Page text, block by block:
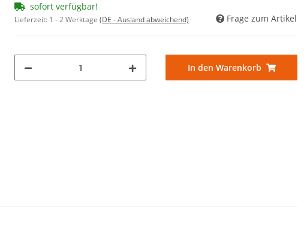
sofort verfügbar!
Lieferzeit: 1 - 2 Werktage (DE - Ausland abweichend) Frage zum Artikel
In den Warenkorb